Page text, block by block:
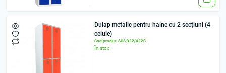
Dulap metalic pentru haine cu 2 secțiuni (4
celule)
Cod produs: SUS 322/422C
În stoc